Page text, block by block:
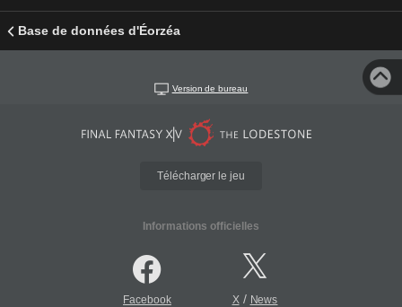
Base de données d'Éorzéa
Version de bureau
Télécharger le jeu
Informations officielles
Facebook X/ News